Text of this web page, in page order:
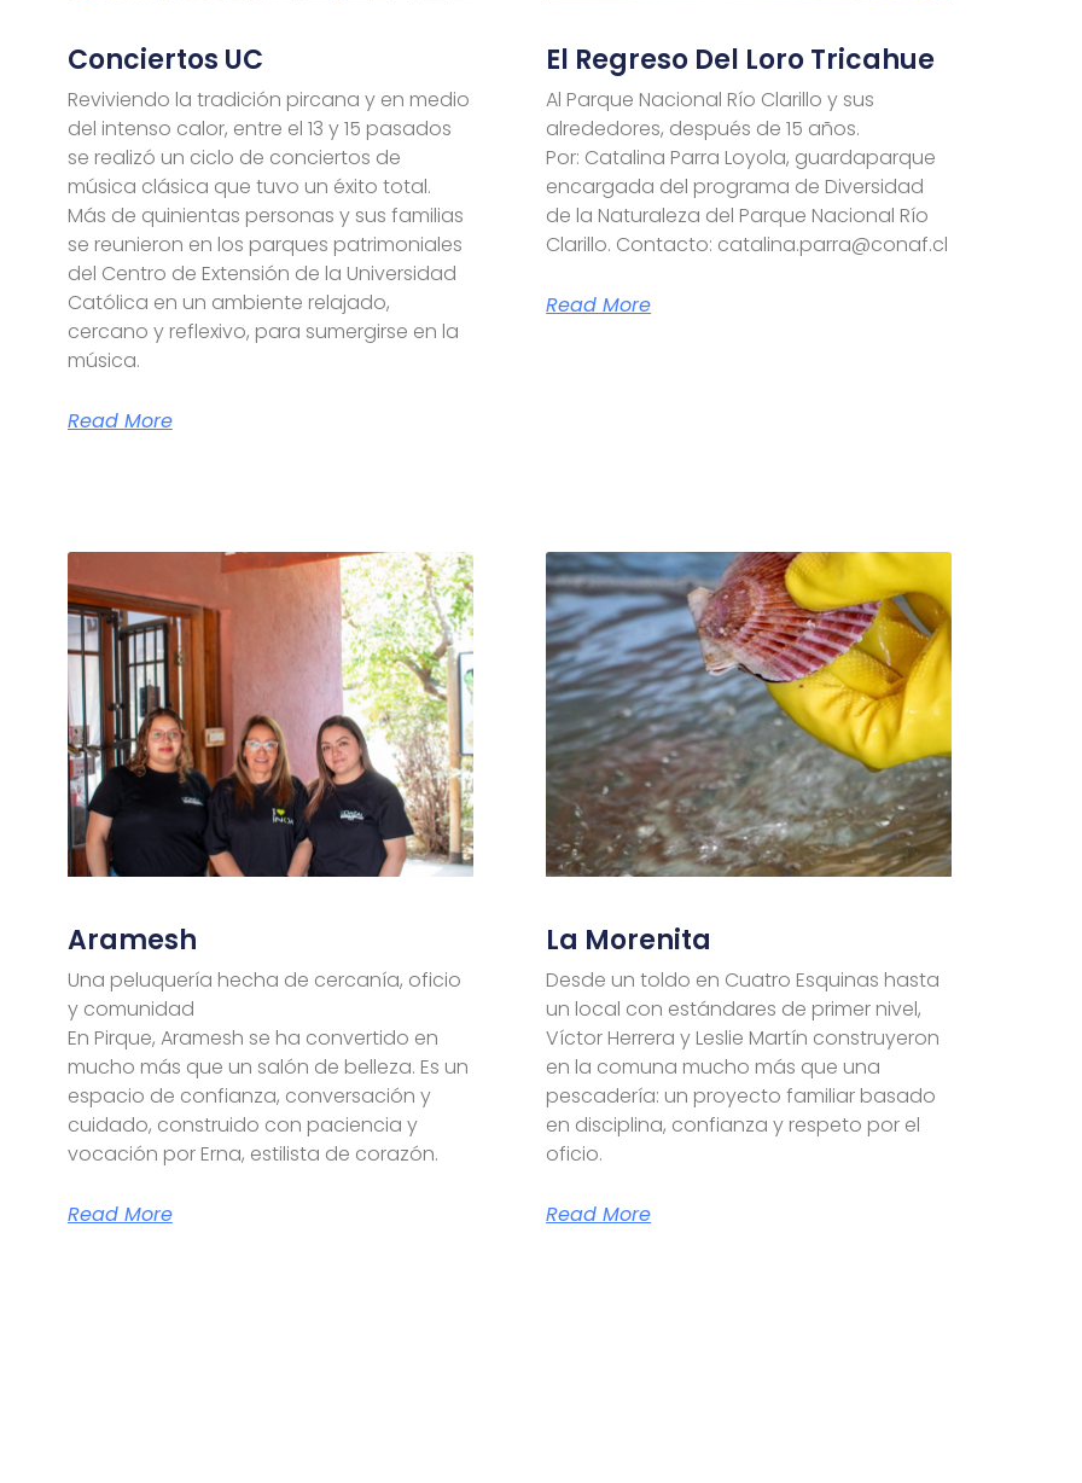
Conciertos UC
Reviviendo la tradición pircana y en medio
del intenso calor, entre el 13 y 15 pasados
se realizó un ciclo de conciertos de
música clásica que tuvo un éxito total.
Más de quinientas personas y sus familias
se reunieron en los parques patrimoniales
del Centro de Extensión de la Universidad
Católica en un ambiente relajado,
cercano y reflexivo, para sumergirse en la
música.
Read More
El Regreso Del Loro Tricahue
Al Parque Nacional Río Clarillo y sus
alrededores, después de 15 años.
Por: Catalina Parra Loyola, guardaparque
encargada del programa de Diversidad
de la Naturaleza del Parque Nacional Río
Clarillo. Contacto: catalina.parra@conaf.cl
Read More
Aramesh
Una peluquería hecha de cercanía, oficio
y comunidad
En Pirque, Aramesh se ha convertido en
mucho más que un salón de belleza. Es un
espacio de confianza, conversación y
cuidado, construido con paciencia y
vocación por Erna, estilista de corazón.
Read More
La Morenita
Desde un toldo en Cuatro Esquinas hasta
un local con estándares de primer nivel,
Víctor Herrera y Leslie Martín construyeron
en la comuna mucho más que una
pescadería: un proyecto familiar basado
en disciplina, confianza y respeto por el
oficio.
Read More